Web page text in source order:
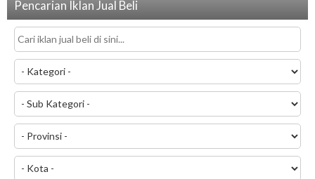
Pencarian Iklan Jual Beli